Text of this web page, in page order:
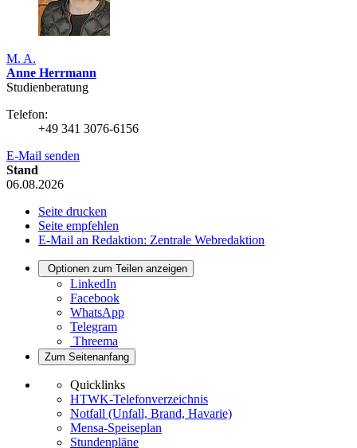
M. A.
Anne Herrmann
Studienberatung
Telefon:
+49 341 3076-6156
E-Mail senden
Stand
06.08.2026
Seite drucken
Seite empfehlen
E-Mail an Redaktion: Zentrale Webredaktion
Optionen zum Teilen anzeigen
LinkedIn
Facebook
WhatsApp
Telegram
Threema
Zum Seitenanfang
Quicklinks
HTWK-Telefonverzeichnis
Notfall (Unfall, Brand, Havarie)
Mensa-Speiseplan
Stundenpläne